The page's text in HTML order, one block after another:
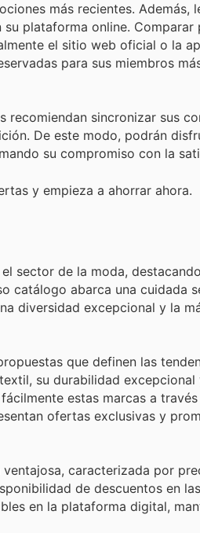
más recientes. Además,
plataforma online.
el sitio web oficial o la
para sus miembros
sincronizar sus
De este modo, podrán
su compromiso con la
y empieza a ahorrar ahora.
sector de la moda,
catálogo abarca una cuidada
diversidad excepcional y la
que definen las
su durabilidad
estas marcas a
ofertas exclusivas y
caracterizada por
de descuentos en
en la plataforma digital,